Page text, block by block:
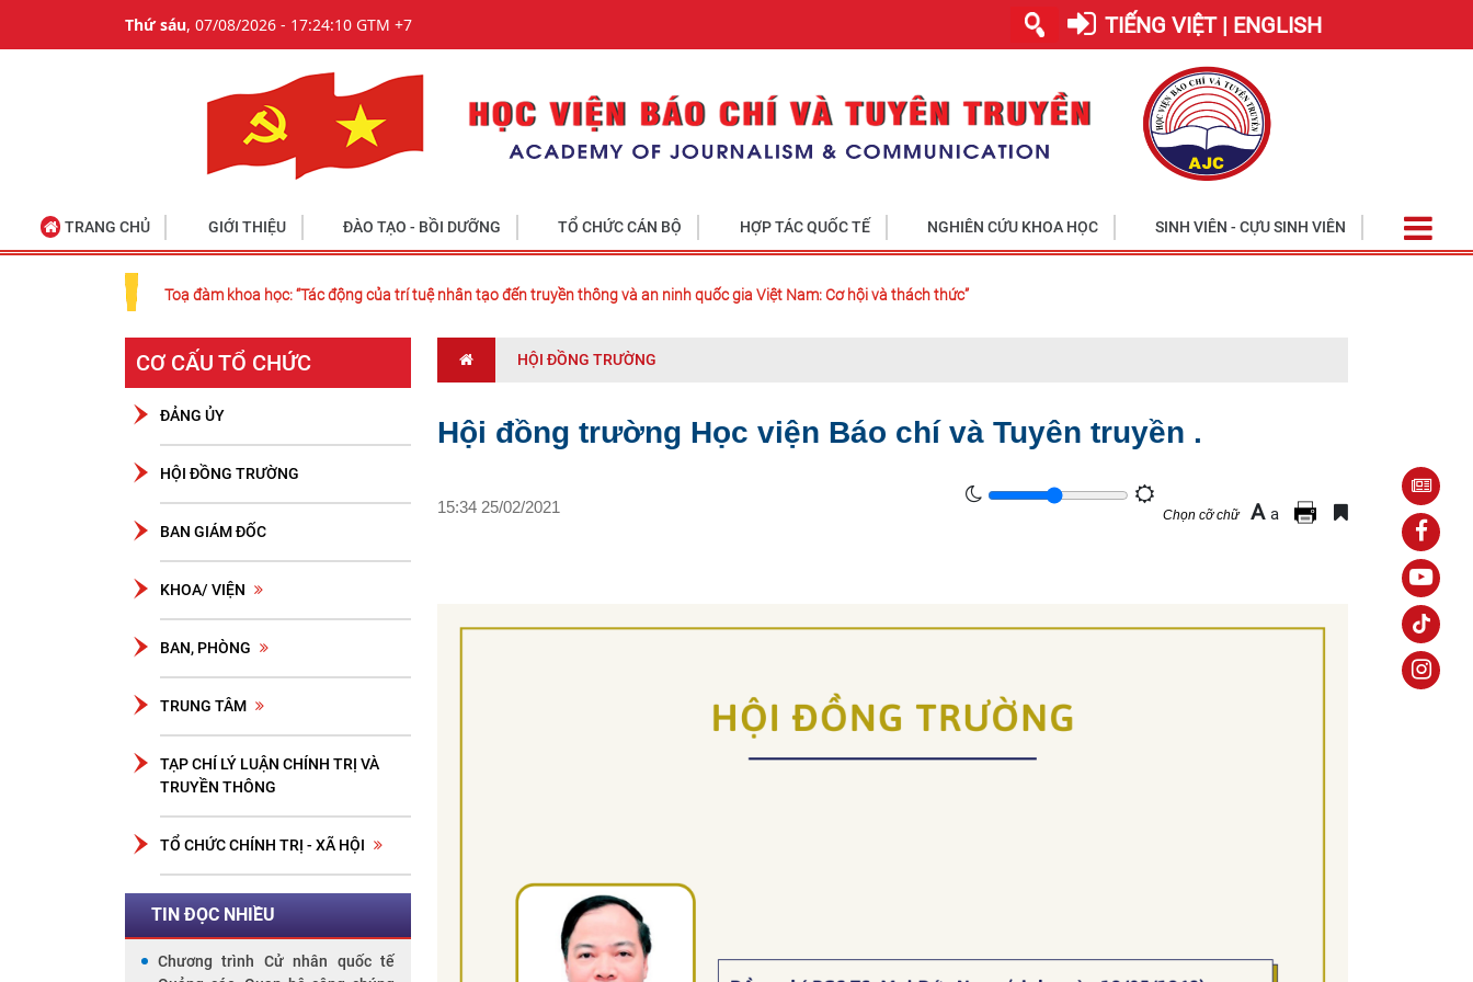
Thứ sáu, 07/08/2026 - 17:24:10 GTM +7 TIẾNG VIỆT | ENGLISH
TRANG CHỦ GIỚI THIỆU ĐÀO TẠO - BỒI DƯỠNG TỔ CHỨC CÁN BỘ HỢP TÁC QUỐC TẾ NGHIÊN CỨU KHOA HỌC SINH VIÊN - CỰU SINH VIÊN
Toạ đàm khoa học: “Tác động của trí tuệ nhân tạo đến truyền thông và an ninh quốc gia Việt Nam: Cơ hội và thách thức”
CƠ CẤU TỔ CHỨC
ĐẢNG ỦY
HỘI ĐỒNG TRƯỜNG
BAN GIÁM ĐỐC
KHOA/ VIỆN
BAN, PHÒNG
TRUNG TÂM
TẠP CHÍ LÝ LUẬN CHÍNH TRỊ VÀ
TRUYỀN THÔNG
TỔ CHỨC CHÍNH TRỊ - XÃ HỘI
TIN ĐỌC NHIỀU
Chương trình Cử nhân quốc tế
HỘI ĐỒNG TRƯỜNG
Hội đồng trường Học viện Báo chí và Tuyên truyền .
15:34 25/02/2021 Chọn cỡ chữ A a